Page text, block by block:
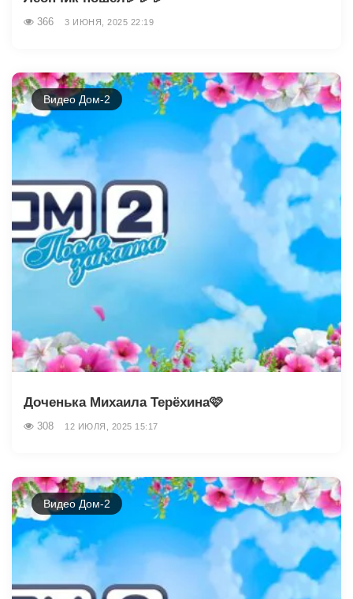
366 3 ИЮНЯ, 2025 22:19
Видео Дом-2
Доченька Михаила Терёхина🩷
308 12 ИЮЛЯ, 2025 15:17
Видео Дом-2